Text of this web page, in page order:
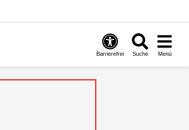
Barrierefrei Suche Menü